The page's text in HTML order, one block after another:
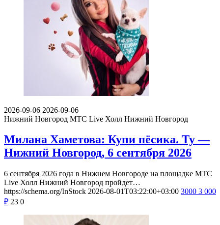
2026-09-06 2026-09-06
Нижний Новгород МТС Live Холл Нижний Новгород
Милана Хаметова: Купи пёсика. Ту —
Нижний Новгород, 6 сентября 2026
6 сентября 2026 года в Нижнем Новгороде на площадке МТС
Live Холл Нижний Новгород пройдет…
https://schema.org/InStock 2026-08-01T03:22:00+03:00 3000 3 000
₽ 23 0